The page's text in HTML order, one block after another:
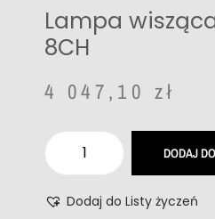
Lampa
8CH
4 047,10 zł
DODAJ
Dodaj do Listy życzeń